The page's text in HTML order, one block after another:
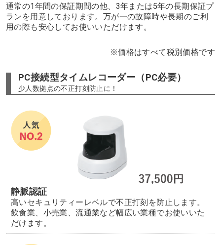
通常の1年間の保証期間の他、3年または5年の長期保証プ
ランを用意しております。万が一の故障時や長期のご利
用の際も安心してお使いいただけます。
※価格はすべて税別価格です
PC接続型タイムレコーダー（PC必要）
少人数拠点の不正打刻防止に！
静脈認証
高いセキュリティーレベルで不正打刻を防止します。
飲食業、小売業、流通業など幅広い業種でお使いいた
だけます。